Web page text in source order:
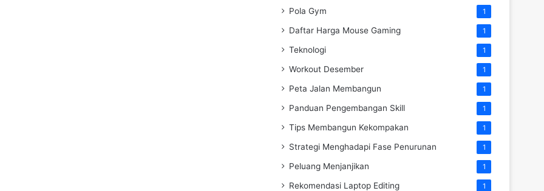
Pola Gym 1
Daftar Harga Mouse Gaming 1
Teknologi 1
Workout Desember 1
Peta Jalan Membangun 1
Panduan Pengembangan Skill 1
Tips Membangun Kekompakan 1
Strategi Menghadapi Fase Penurunan 1
Peluang Menjanjikan 1
Rekomendasi Laptop Editing 1